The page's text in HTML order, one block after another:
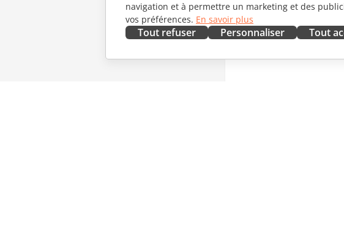
navigation et à permettre un marketing et des
vos préférences. En savoir plus
Tout refuser Personnaliser Tout